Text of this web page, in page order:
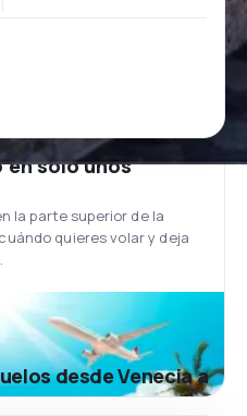
en solo unos
la parte superior de la
quieres volar y deja
desde Venecia a